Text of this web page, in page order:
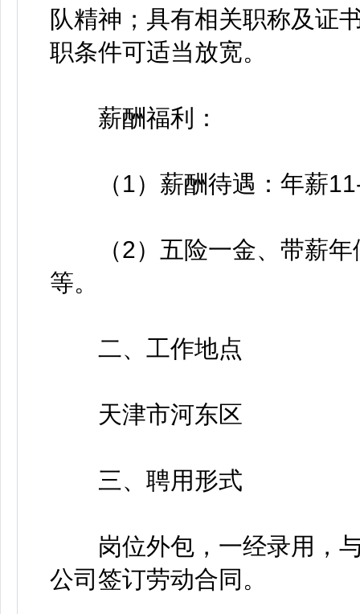
队精神；具有相关职称及证
职条件可适当放宽。
薪酬福利：
（1）薪酬待遇：年薪
（2）五险一金、带薪年
等。
二、工作地点
天津市河东区
三、聘用形式
岗位外包，一经录用，与
公司签订劳动合同。